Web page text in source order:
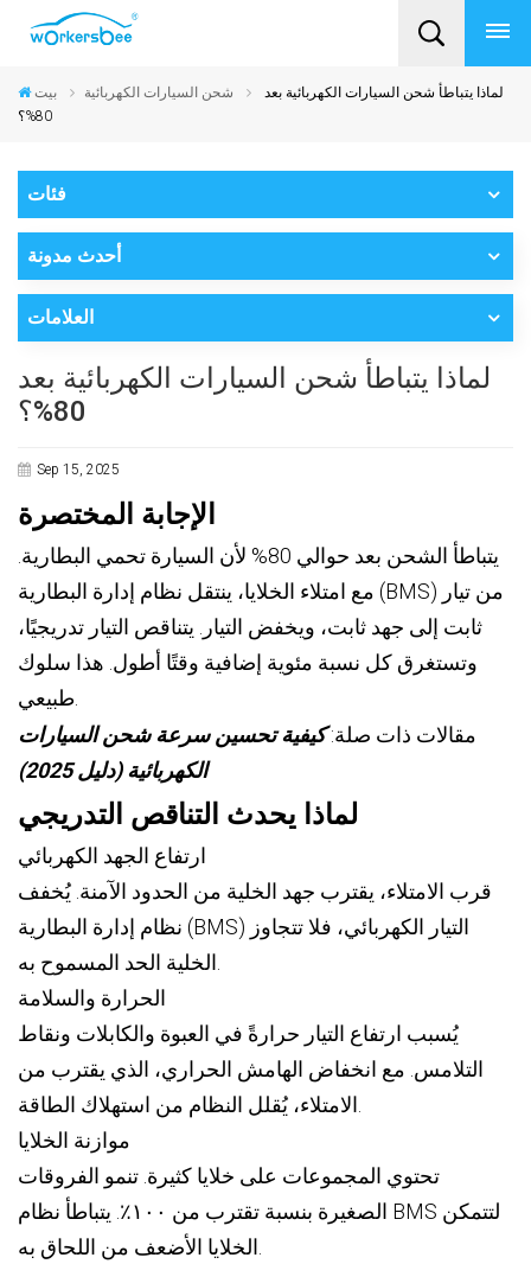
بيت شحن السيارات الكهربائية
لماذا يتباطأ شحن السيارات الكهربائية بعد
80%؟
فئات
أحدث مدونة
العلامات
لماذا يتباطأ شحن السيارات الكهربائية بعد
80%؟
Sep 15, 2025
الإجابة المختصرة
يتباطأ الشحن بعد حوالي 80% لأن السيارة تحمي البطارية.
مع امتلاء الخلايا، ينتقل نظام إدارة البطارية (BMS) من تيار
ثابت إلى جهد ثابت، ويخفض التيار. يتناقص التيار تدريجيًا،
وتستغرق كل نسبة مئوية إضافية وقتًا أطول. هذا سلوك
مقالات ذات صلة: كيفية تحسين سرعة شحن السيارات
الكهربائية (دليل 2025)
لماذا يحدث التناقص التدريجي
ارتفاع الجهد الكهربائي
قرب الامتلاء، يقترب جهد الخلية من الحدود الآمنة. يُخفف
نظام إدارة البطارية (BMS) التيار الكهربائي، فلا تتجاوز
الحرارة والسلامة
يُسبب ارتفاع التيار حرارةً في العبوة والكابلات ونقاط
التلامس. مع انخفاض الهامش الحراري، الذي يقترب من
موازنة الخلايا
تحتوي المجموعات على خلايا كثيرة. تنمو الفروقات
الصغيرة بنسبة تقترب من ١٠٠٪. يتباطأ نظام BMS لتتمكن